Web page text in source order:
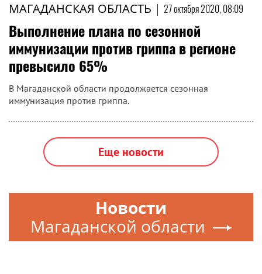
МАГАДАНСКАЯ ОБЛАСТЬ | 27 октября 2020, 08:09
Выполнение плана по сезонной
иммунизации против гриппа в регионе
превысило 65%
В Магаданской области продолжается сезонная
иммунизация против гриппа.
Еще новости
Новости
Магаданской области